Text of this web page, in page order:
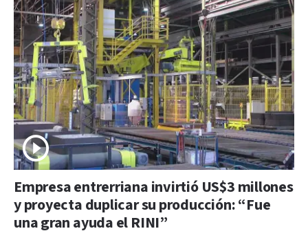
Empresa entrerriana invirtió US$3 millones
y proyecta duplicar su producción: “Fue
una gran ayuda el RINI”